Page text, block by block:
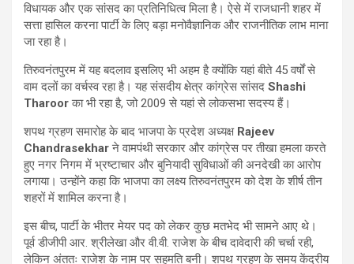
विधायक और एक सांसद का प्रतिनिधित्व मिला है। ऐसे में राजधानी शहर में
सत्ता हासिल करना पार्टी के लिए बड़ा मनोवैज्ञानिक और राजनीतिक लाभ माना
जा रहा है।
तिरुवनंतपुरम में यह बदलाव इसलिए भी अहम है क्योंकि यहां बीते 45 वर्षों से
वाम दलों का वर्चस्व रहा है। यह संसदीय क्षेत्र कांग्रेस सांसद Shashi
Tharoorका भी रहा है, जो 2009 से यहां से लोकसभा सदस्य हैं।
शपथ ग्रहण समारोह के बाद भाजपा के प्रदेश अध्यक्ष Rajeev
Chandrasekharने वामपंथी सरकार और कांग्रेस पर तीखा हमला करते
हुए नगर निगम में भ्रष्टाचार और बुनियादी सुविधाओं की अनदेखी का आरोप
लगाया। उन्होंने कहा कि भाजपा का लक्ष्य तिरुवनंतपुरम को देश के शीर्ष तीन
शहरों में शामिल करना है।
इस बीच, पार्टी के भीतर मेयर पद को लेकर कुछ मतभेद भी सामने आए थे।
पूर्व डीजीपी आर. श्रीलेखा और वी.वी. राजेश के बीच दावेदारी की चर्चा रही,
लेकिन अंततः राजेश के नाम पर सहमति बनी। शपथ ग्रहण के समय केंद्रीय